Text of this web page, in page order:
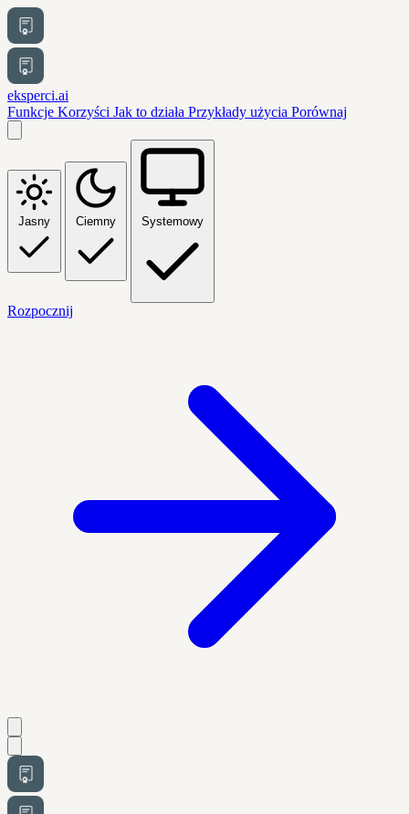
eksperci.ai
Funkcje Korzyści Jak to działa Przykłady użycia Porównaj
Jasny Ciemny Systemowy
Rozpocznij